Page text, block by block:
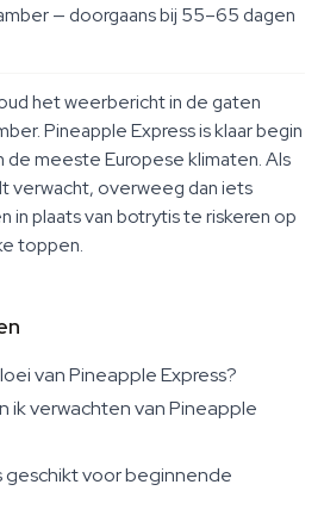
— doorgaans bij 55–65 dagen
het weerbericht in de gaten
Pineapple Express is klaar begin
meeste Europese klimaten. Als
verwacht, overweeg dan iets
in plaats van botrytis te riskeren op
toppen.
van Pineapple Express?
ik verwachten van Pineapple
geschikt voor beginnende